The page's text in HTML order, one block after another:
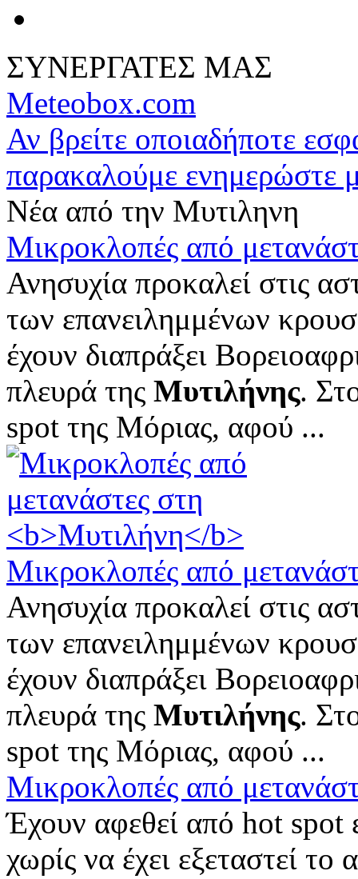
ΣΥΝΕΡΓΑΤΕΣ ΜΑΣ
Meteobox.com
Αν βρείτε οποιαδήποτε
παρακαλούμε ενημερώστε
Νέα από την Μυτιληνη
Μικροκλοπές από
Ανησυχία προκαλεί στις
των επανειλημμένων
έχουν διαπράξει
πλευρά της Μυτιλήνης.
spot της Μόριας, αφού ...
Μικροκλοπές από
Ανησυχία προκαλεί στις
των επανειλημμένων
έχουν διαπράξει
πλευρά της Μυτιλήνης.
spot της Μόριας, αφού ...
Μικροκλοπές από
Έχουν αφεθεί από hot spot
χωρίς να έχει εξεταστεί